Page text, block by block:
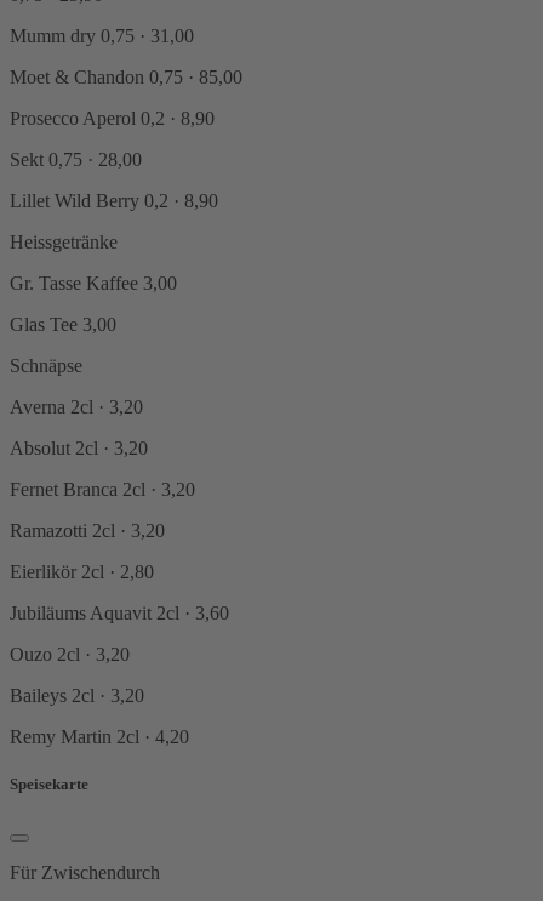
Mumm dry 0,75 · 31,00
Moet & Chandon 0,75 · 85,00
Prosecco Aperol 0,2 · 8,90
Sekt 0,75 · 28,00
Lillet Wild Berry 0,2 · 8,90
Heissgetränke
Gr. Tasse Kaffee 3,00
Glas Tee 3,00
Schnäpse
Averna 2cl · 3,20
Absolut 2cl · 3,20
Fernet Branca 2cl · 3,20
Ramazotti 2cl · 3,20
Eierlikör 2cl · 2,80
Jubiläums Aquavit 2cl · 3,60
Ouzo 2cl · 3,20
Baileys 2cl · 3,20
Remy Martin 2cl · 4,20
Speisekarte
Für Zwischendurch